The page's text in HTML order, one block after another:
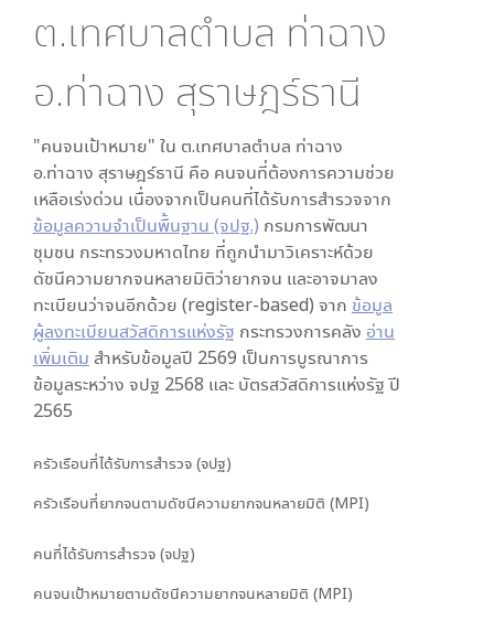
ต.เทศบาลตำบล ท่าฉาง
อ.ท่าฉาง สุราษฎร์ธานี
"คนจนเป้าหมาย" ใน ต.เทศบาลตำบล ท่าฉาง
อ.ท่าฉาง สุราษฎร์ธานี คือ คนจนที่ต้องการความช่วย
เหลือเร่งด่วน เนื่องจากเป็นคนที่ได้รับการสำรวจจาก
ข้อมูลความจำเป็นพื้นฐาน (จปฐ.) กรมการพัฒนา
ชุมชน กระทรวงมหาดไทย ที่ถูกนำมาวิเคราะห์ด้วย
ดัชนีความยากจนหลายมิติว่ายากจน และอาจมาลง
ทะเบียนว่าจนอีกด้วย (register-based) จาก ข้อมูล
ผู้ลงทะเบียนสวัสดิการแห่งรัฐ กระทรวงการคลัง อ่าน
เพิ่มเติม สำหรับข้อมูลปี 2569 เป็นการบูรณาการ
ข้อมูลระหว่าง จปฐ 2568 และ บัตรสวัสดิการแห่งรัฐ ปี
2565
ครัวเรือนที่ได้รับการสำรวจ (จปฐ)
ครัวเรือนที่ยากจนตามดัชนีความยากจนหลายมิติ (MPI)
คนที่ได้รับการสำรวจ (จปฐ)
คนจนเป้าหมายตามดัชนีความยากจนหลายมิติ (MPI)